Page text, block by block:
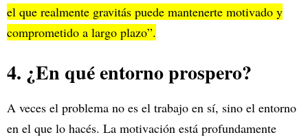
el que realmente gravitás puede mantenerte motivado y
comprometido a largo plazo”.
4. ¿En qué entorno prospero?
A veces el problema no es el trabajo en sí, sino el entorno
en el que lo hacés. La motivación está profundamente